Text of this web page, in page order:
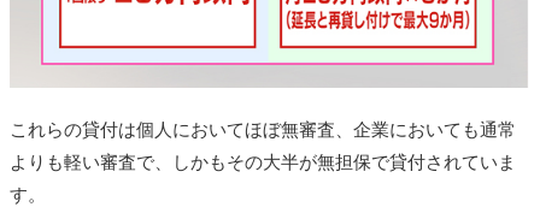
これらの貸付は個人においてほぼ無審査、企業においても通常
よりも軽い審査で、しかもその大半が無担保で貸付されていま
す。